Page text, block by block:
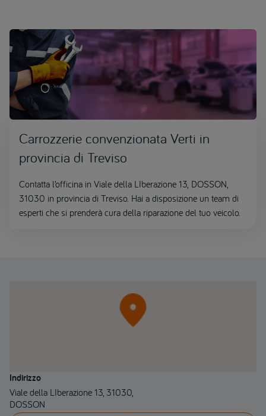
Carrozzerie convenzionata Verti in
provincia di Treviso
Contatta l’officina in Viale della LIberazione 13, DOSSON,
31030 in provincia di Treviso. Hai a disposizione un team di
esperti che si prenderà cura della riparazione del tuo veicolo.
Indirizzo
Viale della LIberazione 13, 31030,
DOSSON